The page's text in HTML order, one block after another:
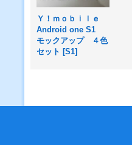
Ｙ！ｍｏｂｉｌｅ
Android one S1
モックアップ ４色
セット [S1]